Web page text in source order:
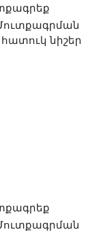
նիշեր